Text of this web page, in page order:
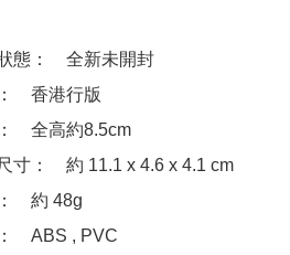
態：　全新未開封
　香港行版
　全高約8.5cm
寸：　約 11.1 x 4.6 x 4.1 cm
　約 48g
　ABS , PVC